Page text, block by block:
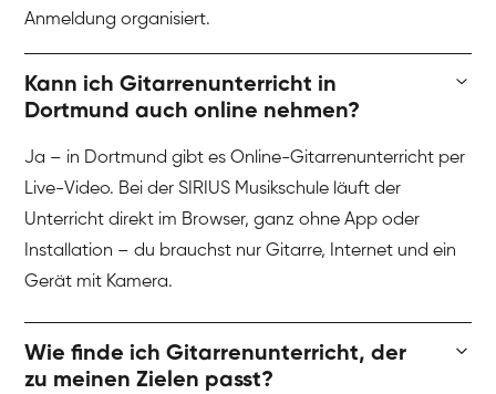
Anmeldung organisiert.
Kann ich Gitarrenunterricht in
Dortmund auch online nehmen?
Ja – in Dortmund gibt es Online-Gitarrenunterricht per
Live-Video. Bei der SIRIUS Musikschule läuft der
Unterricht direkt im Browser, ganz ohne App oder
Installation – du brauchst nur Gitarre, Internet und ein
Gerät mit Kamera.
Wie finde ich Gitarrenunterricht, der
zu meinen Zielen passt?